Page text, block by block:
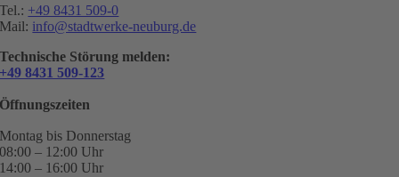
Tel.: +49 8431 509-0
Mail: info@stadtwerke-neuburg.de
Technische Störung melden:
+49 8431 509-123
Öffnungszeiten
Montag bis Donnerstag
08:00 – 12:00 Uhr
14:00 – 16:00 Uhr